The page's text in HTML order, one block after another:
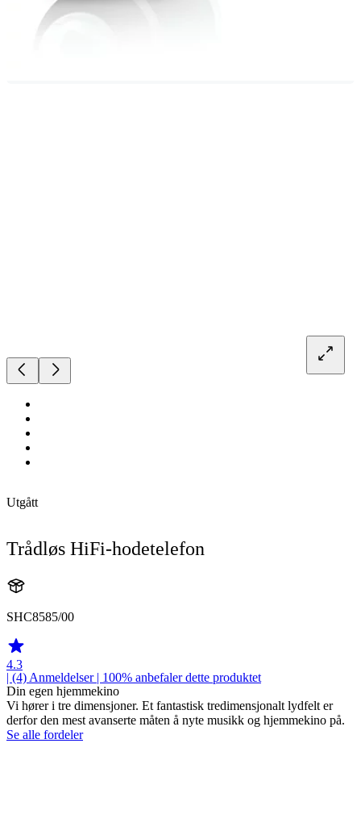
Utgått
Trådløs HiFi-hodetelefon
SHC8585/00
4.3
| (4) Anmeldelser| 100% anbefaler dette produktet
Din egen hjemmekino
Vi hører i tre dimensjoner. Et fantastisk tredimensjonalt lydfelt er
derfor den mest avanserte måten å nyte musikk og hjemmekino på.
Se alle fordeler